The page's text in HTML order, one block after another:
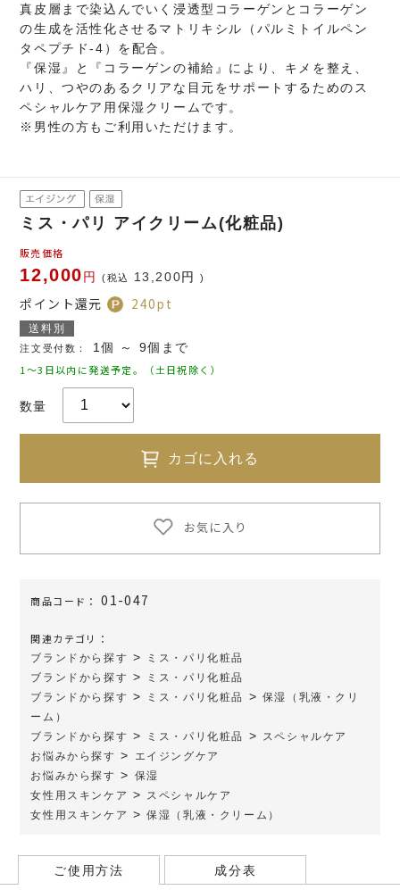
真皮層まで染込んでいく浸透型コラーゲンとコラーゲン
の生成を活性化させるマトリキシル（パルミトイルペン
タペプチド-4）を配合。
『保湿』と『コラーゲンの補給』により、キメを整え、
ハリ、つやのあるクリアな目元をサポートするためのス
ペシャルケア用保湿クリームです。
※男性の方もご利用いただけます。
ミス・パリ アイクリーム(化粧品)
販売価格
12,000円 (税込 13,200円 )
ポイント還元 240pt
送料別
注文受付数：
1個 ～ 9個まで
1～3日以内に発送予定。（土日祝除く）
数量
カゴに入れる
お気に入り
商品コード： 01-047
関連カテゴリ：
ブランドから探す >
ミス・パリ化粧品
ブランドから探す >
ミス・パリ化粧品
ブランドから探す > ミス・パリ化粧品 > 保湿（乳液・クリ
ーム）
ブランドから探す > ミス・パリ化粧品 > スペシャルケア
お悩みから探す >
エイジングケア
お悩みから探す > 保湿
女性用スキンケア > スペシャルケア
女性用スキンケア >保湿（乳液・クリーム）
ご使用方法 成分表